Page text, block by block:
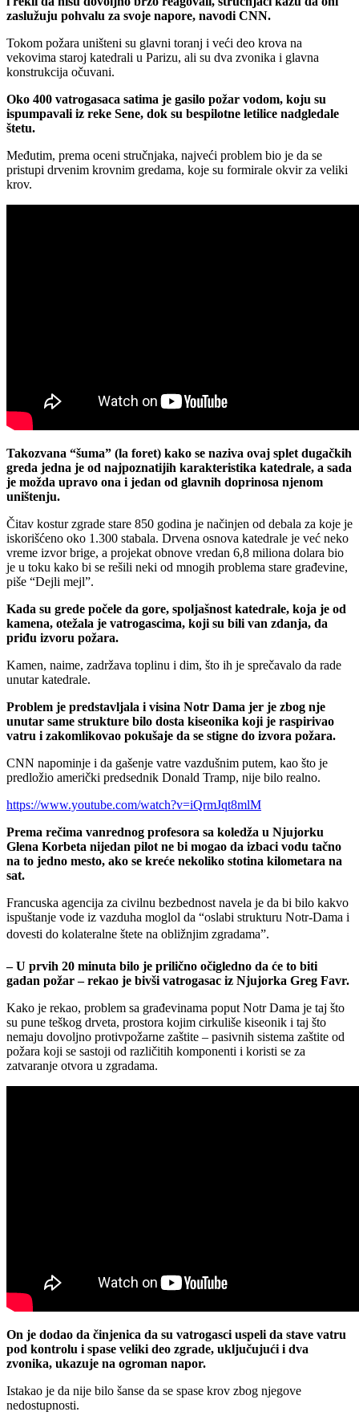
zaslužuju pohvalu za svoje napore, navodi CNN.
Tokom požara uništeni su glavni toranj i veći deo krova na
vekovima staroj katedrali u Parizu, ali su dva zvonika i glavna
konstrukcija očuvani.
Oko 400 vatrogasaca satima je gasilo požar vodom, koju su
ispumpavali iz reke Sene, dok su bespilotne letilice nadgledale
štetu.
Međutim, prema oceni stručnjaka, najveći problem bio je da se
pristupi drvenim krovnim gredama, koje su formirale okvir za veliki
krov.
Takozvana “šuma” (la foret) kako se naziva ovaj splet dugačkih
greda jedna je od najpoznatijih karakteristika katedrale, a sada
je možda upravo ona i jedan od glavnih doprinosa njenom
uništenju.
Čitav kostur zgrade stare 850 godina je načinjen od debala za koje je
iskorišćeno oko 1.300 stabala. Drvena osnova katedrale je već neko
vreme izvor brige, a projekat obnove vredan 6,8 miliona dolara bio
je u toku kako bi se rešili neki od mnogih problema stare građevine,
piše “Dejli mejl”.
Kada su grede počele da gore, spoljašnost katedrale, koja je od
kamena, otežala je vatrogascima, koji su bili van zdanja, da
priđu izvoru požara.
Kamen, naime, zadržava toplinu i dim, što ih je sprečavalo da rade
unutar katedrale.
Problem je predstavljala i visina Notr Dama jer je zbog nje
unutar same strukture bilo dosta kiseonika koji je raspirivao
vatru i zakomlikovao pokušaje da se stigne do izvora požara.
CNN napominje i da gašenje vatre vazdušnim putem, kao što je
predložio američki predsednik Donald Tramp, nije bilo realno.
https://www.youtube.com/watch?v=iQrmJqt8mlM
Prema rečima vanrednog profesora sa koledža u Njujorku
Glena Korbeta nijedan pilot ne bi mogao da izbaci vodu tačno
na to jedno mesto, ako se kreće nekoliko stotina kilometara na
sat.
Francuska agencija za civilnu bezbednost navela je da bi bilo kakvo
ispuštanje vode iz vazduha moglol da “oslabi strukturu Notr-Dama i
dovesti do kolateralne štete na obližnjim zgradama”.
– U prvih 20 minuta bilo je prilično očigledno da će to biti
gadan požar – rekao je bivši vatrogasac iz Njujorka Greg Favr.
Kako je rekao, problem sa građevinama poput Notr Dama je taj što
su pune teškog drveta, prostora kojim cirkuliše kiseonik i taj što
nemaju dovoljno protivpožarne zaštite – pasivnih sistema zaštite od
požara koji se sastoji od različitih komponenti i koristi se za
zatvaranje otvora u zgradama.
On je dodao da činjenica da su vatrogasci uspeli da stave vatru
pod kontrolu i spase veliki deo zgrade, uključujući i dva
zvonika, ukazuje na ogroman napor.
Istakao je da nije bilo šanse da se spase krov zbog njegove
nedostupnosti.